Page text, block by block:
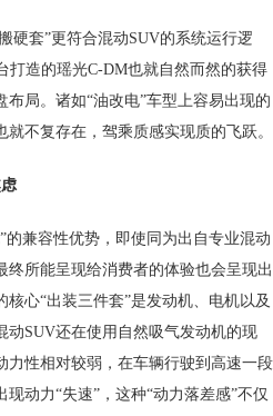
硬套”更符合混动SUV的系统运行逻
打造的瑶光C-DM也就自然而然的获得
局。诸如“油改电”车型上容易出现的
不复存在，驾乘质感实现质的飞跃。
的兼容性优势，即使同为出自专业混动
所能呈现给消费者的体验也会呈现出
心“出装三件套”是发动机、电机以及
动SUV还在使用自然吸气发动机的现
力性相对较弱，在车辆行驶到高速一段
动力“失速”，这种“动力落差感”不仅